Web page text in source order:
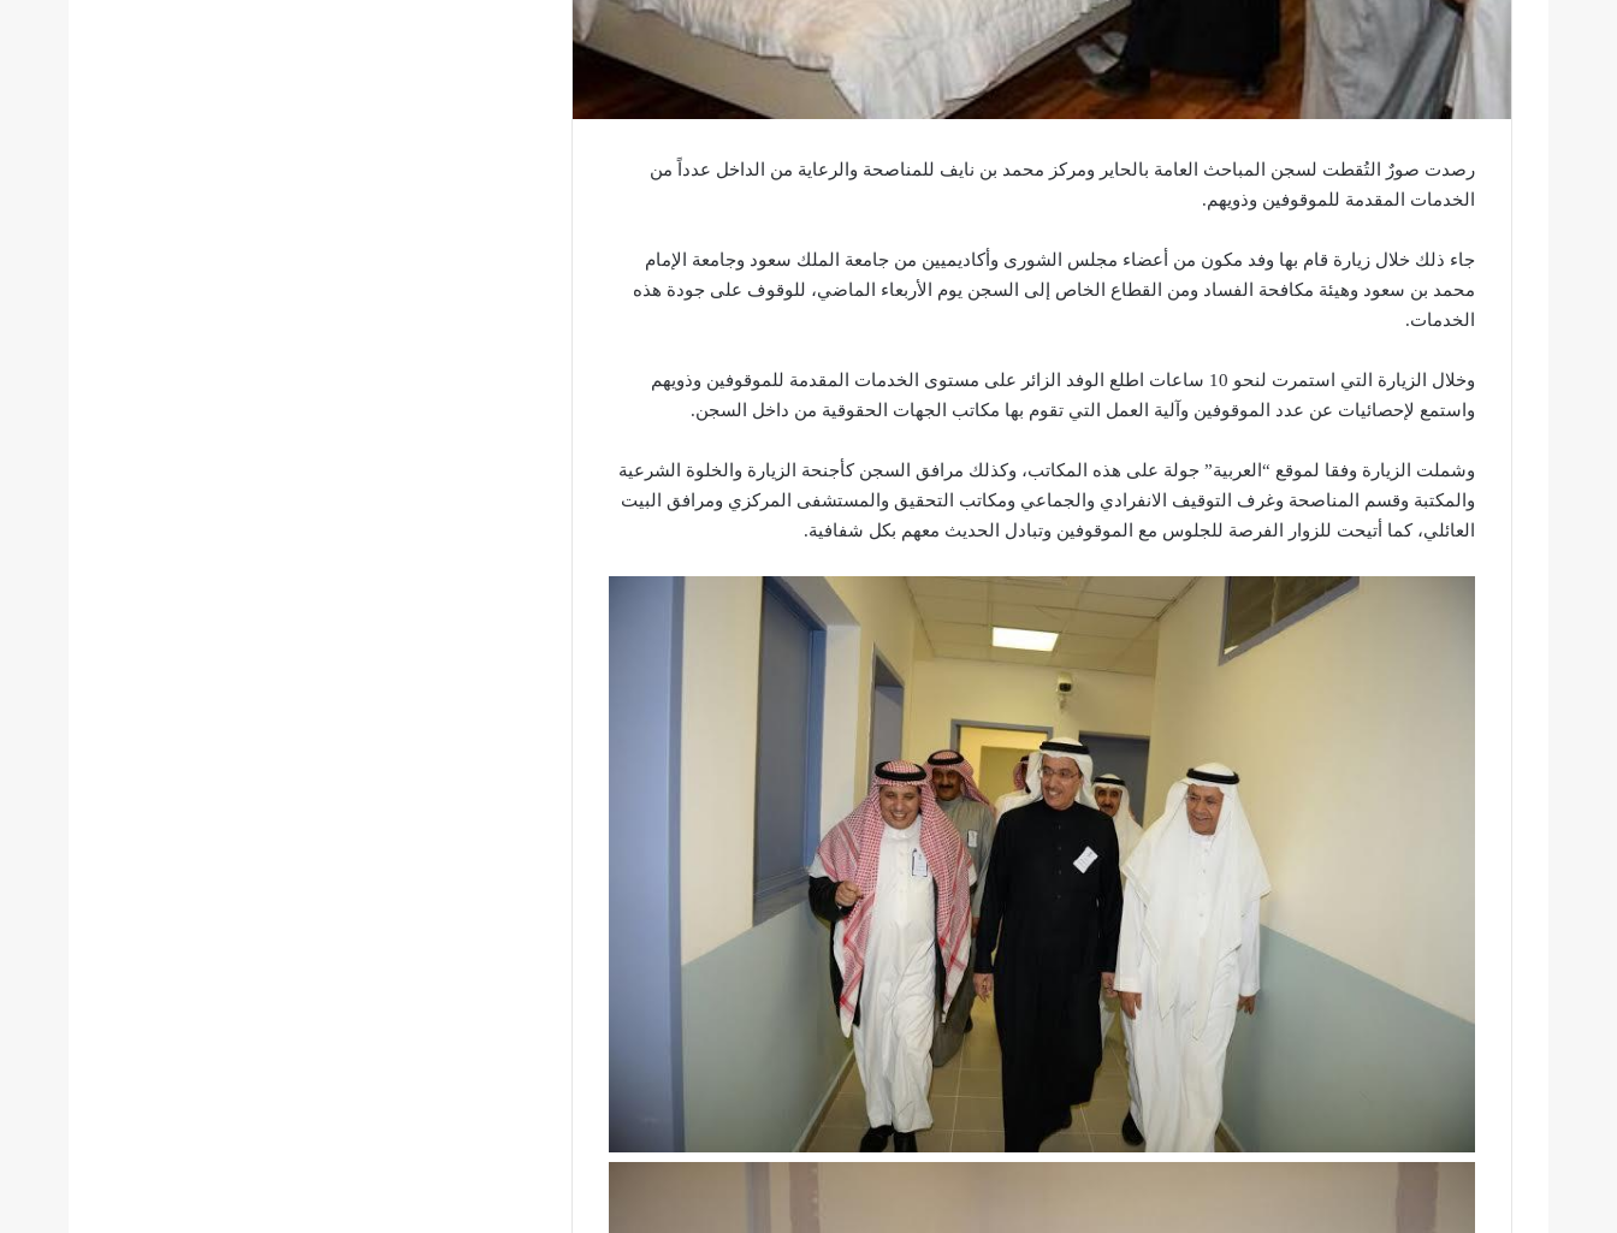
رصدت صورٌ التُقطت لسجن المباحث العامة بالحاير ومركز محمد بن نايف للمناصحة والرعاية من الداخل عدداً من
الخدمات المقدمة للموقوفين وذويهم.
جاء ذلك خلال زيارة قام بها وفد مكون من أعضاء مجلس الشورى وأكاديميين من جامعة الملك سعود وجامعة الإمام
محمد بن سعود وهيئة مكافحة الفساد ومن القطاع الخاص إلى السجن يوم الأربعاء الماضي، للوقوف على جودة هذه
الخدمات.
وخلال الزيارة التي استمرت لنحو 10 ساعات اطلع الوفد الزائر على مستوى الخدمات المقدمة للموقوفين وذويهم
واستمع لإحصائيات عن عدد الموقوفين وآلية العمل التي تقوم بها مكاتب الجهات الحقوقية من داخل السجن.
وشملت الزيارة وفقا لموقع “العربية” جولة على هذه المكاتب، وكذلك مرافق السجن كأجنحة الزيارة والخلوة الشرعية
والمكتبة وقسم المناصحة وغرف التوقيف الانفرادي والجماعي ومكاتب التحقيق والمستشفى المركزي ومرافق البيت
العائلي، كما أتيحت للزوار الفرصة للجلوس مع الموقوفين وتبادل الحديث معهم بكل شفافية.